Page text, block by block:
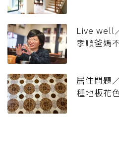
Live well
孝順爸媽
居住問題
種地板花